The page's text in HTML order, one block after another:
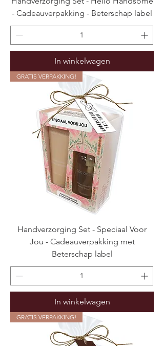
- Cadeauverpakking - Beterschap label
In winkelwagen
GRATIS VERPAKKING!
Handverzorging Set - Speciaal Voor
Jou - Cadeauverpakking met
Beterschap label
In winkelwagen
GRATIS VERPAKKING!